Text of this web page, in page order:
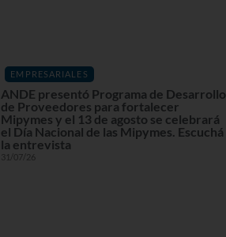
EMPRESARIALES
ANDE presentó Programa de Desarrollo
de Proveedores para fortalecer
Mipymes y el 13 de agosto se celebrará
el Día Nacional de las Mipymes. Escuchá
la entrevista
31/07/26